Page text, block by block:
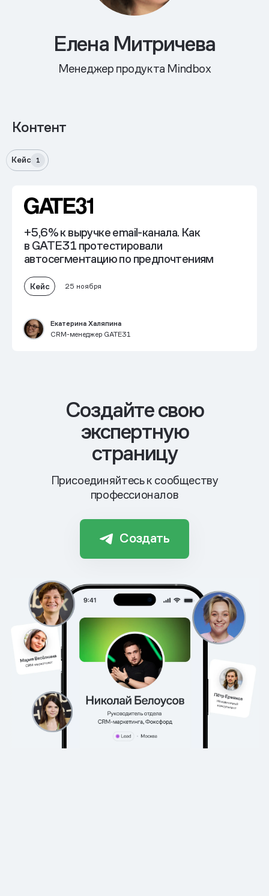
Елена Митричева
Менеджер продукта Mindbox
Контент
Кейс 1
+5,6% к выручке email-канала. Как
в GATE31 протестировали
автосегментацию по предпочтениям
Кейс 25 ноября
Екатерина Халяпина
CRM-менеджер GATE31
Cоздайте свою
экспертную
страницу
Присоединяйтесь к сообществу
профессионалов
Создать